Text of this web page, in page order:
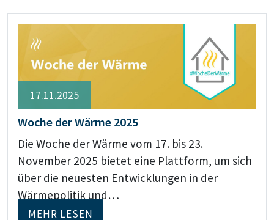
17.11.2025
Woche der Wärme 2025
Die Woche der Wärme vom 17. bis 23.
November 2025 bietet eine Plattform, um sich
über die neuesten Entwicklungen in der
Wärmepolitik und…
MEHR LESEN